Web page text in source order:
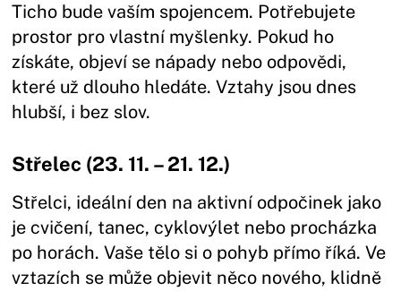
Ticho bude vaším spojencem. Potřebujete
prostor pro vlastní myšlenky. Pokud ho
získáte, objeví se nápady nebo odpovědi,
které už dlouho hledáte. Vztahy jsou dnes
hlubší, i bez slov.
Střelec (23. 11. – 21. 12.)
Střelci, ideální den na aktivní odpočinek jako
je cvičení, tanec, cyklovýlet nebo procházka
po horách. Vaše tělo si o pohyb přímo říká. Ve
vztazích se může objevit něco nového, klidně